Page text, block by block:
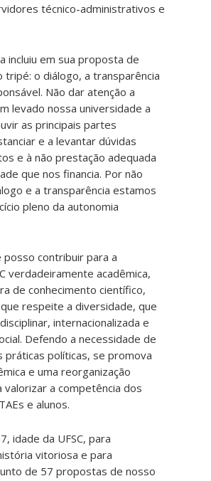
técnico-administrativos e
incluiu em sua proposta de
o diálogo, a transparência
Não dar atenção a
levado nossa universidade a
as principais partes
e a levantar dúvidas
e à não prestação adequada
que nos financia. Por não
e a transparência estamos
pleno da autonomia
posso contribuir para a
verdadeiramente acadêmica,
de conhecimento científico,
respeite a diversidade, que
internacionalizada e
Defendo a necessidade de
práticas políticas, se promova
e uma reorganização
valorizar a competência dos
e alunos.
idade da UFSC, para
vitoriosa e para
de 57 propostas de nosso